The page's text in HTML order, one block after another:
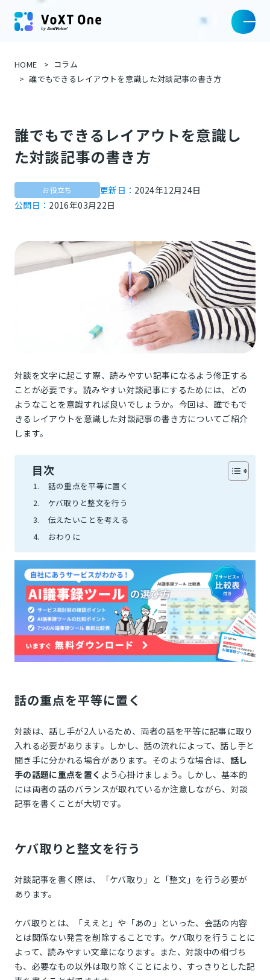
HOME
コラム
誰でもできるレイアウトを意識した対談記事の書き方
誰でもできるレイアウトを意識し
た対談記事の書き方
お役立ち 更新日： 2024年12月24日
公開日： 2016年03月22日
対談を文字に起こす際、読みやすい記事になるよう修正する
ことが必要です。読みやすい対談記事にするためには、どの
ようなことを意識すれば良いでしょうか。今回は、誰でもで
きるレイアウトを意識した対談記事の書き方についてご紹介
します。
目次
話の重点を平等に置く
ケバ取りと整文を行う
伝えたいことを考える
おわりに
話の重点を平等に置く
対談は、話し手が2人いるため、両者の話を平等に記事に取り
入れる必要があります。しかし、話の流れによって、話し手と
聞き手に分かれる場合があります。そのような場合は、 話し
手の話題に重点を置く よう心掛けましょう。しかし、基本的
には両者の話のバランスが取れているか注意しながら、対談
記事を書くことが大切です。
ケバ取りと整文を行う
対談記事を書く際は、「ケバ取り」と「整文」を行う必要が
あります。
ケバ取りとは、「ええと」や「あの」といった、会話の内容
とは関係ない発言を削除することです。ケバ取りを行うことに
よって、読みやすい文章になります。また、対談中の相づち
も、必要なもの以外は取り除くことにより、すっきりとした記